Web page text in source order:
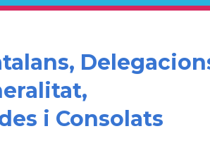
i Consolats